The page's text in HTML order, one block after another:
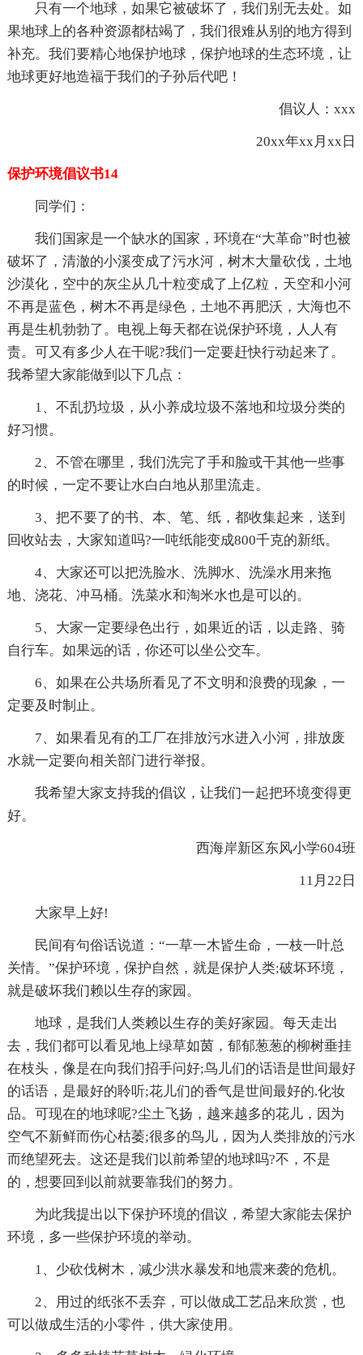
只有一个地球，如果它被破坏了，我们别无去处。如
果地球上的各种资源都枯竭了，我们很难从别的地方得到
补充。我们要精心地保护地球，保护地球的生态环境，让
地球更好地造福于我们的子孙后代吧！
倡议人：xxx
20xx年xx月xx日
保护环境倡议书14
同学们：
我们国家是一个缺水的国家，环境在“大革命”时也被
破坏了，清澈的小溪变成了污水河，树木大量砍伐，土地
沙漠化，空中的灰尘从几十粒变成了上亿粒，天空和小河
不再是蓝色，树木不再是绿色，土地不再肥沃，大海也不
再是生机勃勃了。电视上每天都在说保护环境，人人有
责。可又有多少人在干呢?我们一定要赶快行动起来了。
我希望大家能做到以下几点：
1、不乱扔垃圾，从小养成垃圾不落地和垃圾分类的
好习惯。
2、不管在哪里，我们洗完了手和脸或干其他一些事
的时候，一定不要让水白白地从那里流走。
3、把不要了的书、本、笔、纸，都收集起来，送到
回收站去，大家知道吗?一吨纸能变成800千克的新纸。
4、大家还可以把洗脸水、洗脚水、洗澡水用来拖
地、浇花、冲马桶。洗菜水和淘米水也是可以的。
5、大家一定要绿色出行，如果近的话，以走路、骑
自行车。如果远的话，你还可以坐公交车。
6、如果在公共场所看见了不文明和浪费的现象，一
定要及时制止。
7、如果看见有的工厂在排放污水进入小河，排放废
水就一定要向相关部门进行举报。
我希望大家支持我的倡议，让我们一起把环境变得更
好。
西海岸新区东风小学604班
11月22日
大家早上好!
民间有句俗话说道：“一草一木皆生命，一枝一叶总
关情。”保护环境，保护自然，就是保护人类;破坏环境，
就是破坏我们赖以生存的家园。
地球，是我们人类赖以生存的美好家园。每天走出
去，我们都可以看见地上绿草如茵，郁郁葱葱的柳树垂挂
在枝头，像是在向我们招手问好;鸟儿们的话语是世间最好
的话语，是最好的聆听;花儿们的香气是世间最好的.化妆
品。可现在的地球呢?尘土飞扬，越来越多的花儿，因为
空气不新鲜而伤心枯萎;很多的鸟儿，因为人类排放的污水
而绝望死去。这还是我们以前希望的地球吗?不，不是
的，想要回到以前就要靠我们的努力。
为此我提出以下保护环境的倡议，希望大家能去保护
环境，多一些保护环境的举动。
1、少砍伐树木，减少洪水暴发和地震来袭的危机。
2、用过的纸张不丢弃，可以做成工艺品来欣赏，也
可以做成生活的小零件，供大家使用。